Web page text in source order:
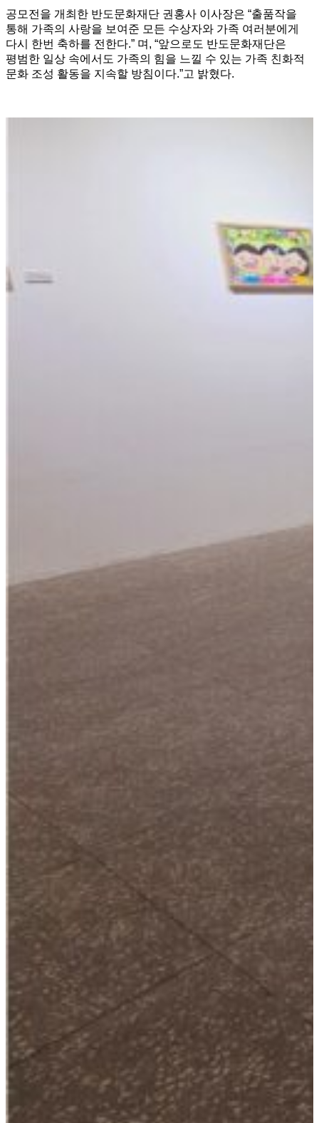
공모전을 개최한 반도문화재단 권홍사 이사장은 “출품작을
통해 가족의 사랑을 보여준 모든 수상자와 가족 여러분에게
다시 한번 축하를 전한다.” 며, “앞으로도 반도문화재단은
평범한 일상 속에서도 가족의 힘을 느낄 수 있는 가족 친화적
문화 조성 활동을 지속할 방침이다.”고 밝혔다.